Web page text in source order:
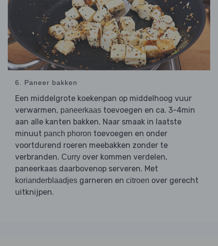
6. Paneer bakken
Een middelgrote koekenpan op middelhoog vuur
verwarmen, paneerkaas toevoegen en ca. 3-4min
aan alle kanten bakken. Naar smaak in laatste
minuut panch phoron toevoegen en onder
voortdurend roeren meebakken zonder te
verbranden. Curry over kommen verdelen,
paneerkaas daarbovenop serveren. Met
korianderblaadjes garneren en citroen over gerecht
uitknijpen.